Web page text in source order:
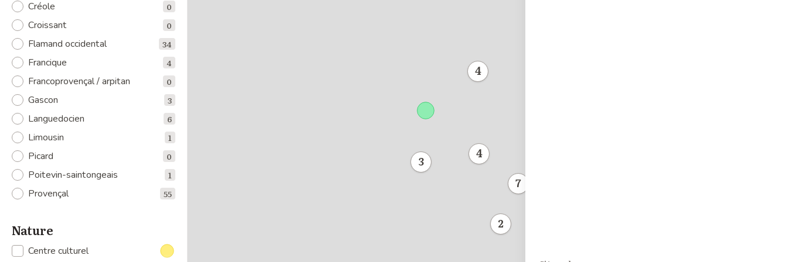
Créole 0
Croissant 0
Flamand occidental 34
Francique 4
Francoprovençal / arpitan 0
Gascon 3
Languedocien 6
Limousin 1
Picard 0
Poitevin-saintongeais 1
Provençal 55
Nature
Centre culturel
4
2
7
4
3